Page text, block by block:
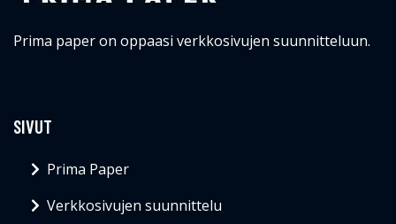
Prima paper on oppaasi verkkosivujen suunnitteluun.
SIVUT
Prima Paper
Verkkosivujen suunnittelu